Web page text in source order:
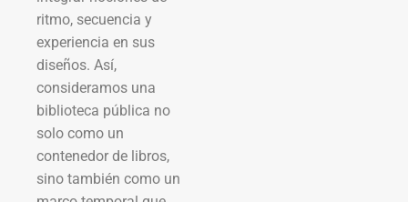
ritmo, secuencia y
experiencia en sus
diseños. Así,
consideramos una
biblioteca pública no
solo como un
contenedor de libros,
sino también como un